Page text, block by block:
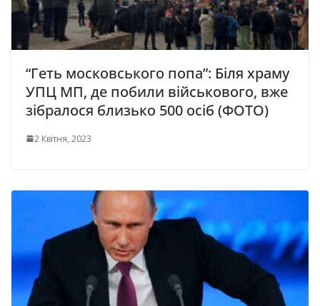
“Геть московського попа”: Біля храму
УПЦ МП, де побили військового, вже
зібралося близько 500 осіб (ФОТО)
2 Квітня, 2023